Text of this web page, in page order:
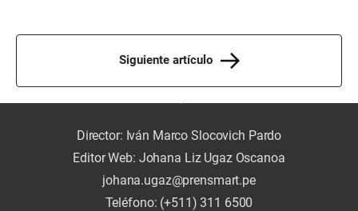
Siguiente artículo
Director: Iván Marco Slocovich Pardo
Editor Web: Johana Liz Ugaz Oscanoa
johana.ugaz@prensmart.pe
Teléfono: (+511) 311 6500